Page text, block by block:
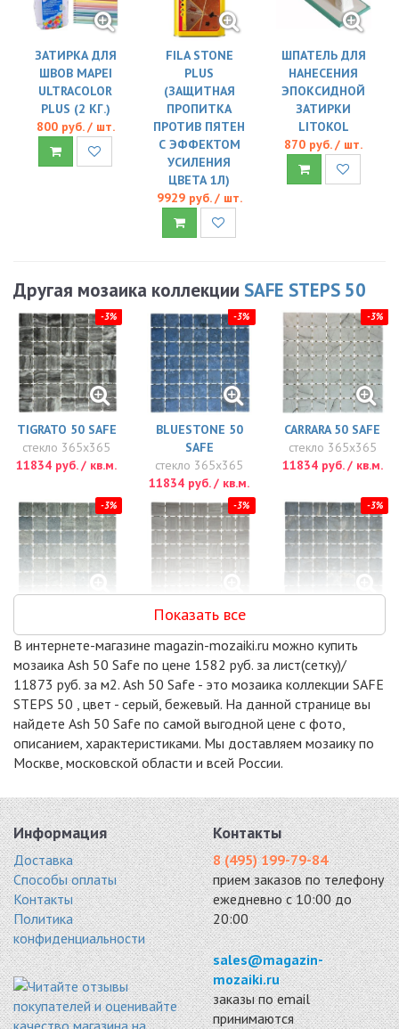
ЗАТИРКА ДЛЯ
ШВОВ MAPEI
ULTRACOLOR
PLUS (2 КГ.)
800 руб. / шт.
FILA STONE
PLUS
(ЗАЩИТНАЯ
ПРОПИТКА
ПРОТИВ ПЯТЕН
С ЭФФЕКТОМ
УСИЛЕНИЯ
ЦВЕТА 1Л)
9929 руб. / шт.
ШПАТЕЛЬ ДЛЯ
НАНЕСЕНИЯ
ЭПОКСИДНОЙ
ЗАТИРКИ
LITOKOL
870 руб. / шт.
Другая мозаика коллекции SAFE STEPS 50
-3%
TIGRATO 50 SAFE
стекло 365x365
11834 руб. / кв.м.
-3%
BLUESTONE 50
SAFE
стекло 365x365
11834 руб. / кв.м.
-3%
CARRARA 50 SAFE
стекло 365x365
11834 руб. / кв.м.
-3%
SAFE
стекло 365x365
11873 руб. / кв.м.
-3%
CREAMSTONE 50
SAFE
стекло 365x365
11873 руб. / кв.м.
-3%
SAFE
стекло 365x365
11873 руб. / кв.м.
-3%
SANDSTONE 50
SAFE
стекло 365x365
11873 руб. / кв.м.
-3%
PHYLLITE 50
SAFE
стекло 365x365
11873 руб. / кв.м.
-3%
SARSEN 50 SAFE
стекло 365x365
11873 руб. / кв.м.
Показать все
В интернете-магазине magazin-mozaiki.ru можно купить
мозаика Ash 50 Safe по цене 1582 руб. за лист(сетку)/
11873 руб. за м2. Ash 50 Safe - это мозаика коллекции SAFE
STEPS 50 , цвет - серый, бежевый. На данной странице вы
найдете Ash 50 Safe по самой выгодной цене с фото,
описанием, характеристиками. Мы доставляем мозаику по
Москве, московской области и всей России.
Информация
Доставка
Способы оплаты
Контакты
Политика
конфиденциальности
Контакты
8 (495) 199-79-84
прием заказов по телефону
ежедневно с 10:00 до
20:00
sales@magazin-
mozaiki.ru
заказы по email
принимаются